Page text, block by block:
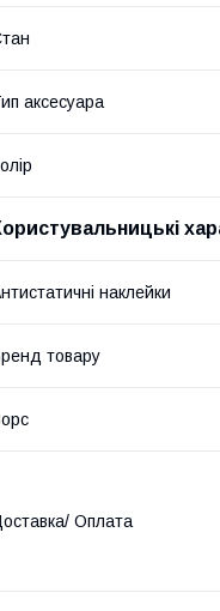
аксесуара
наклейки
товару
Оплата